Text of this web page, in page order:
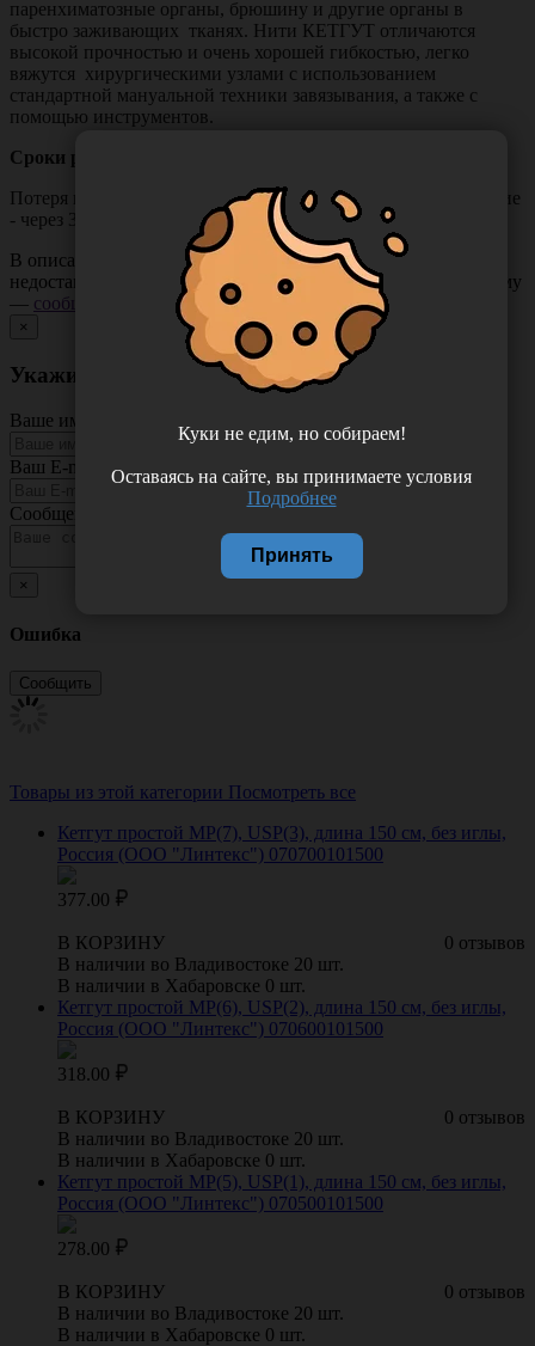
паренхиматозные органы, брюшину и другие органы в
быстро заживающих тканях. Нити КЕТГУТ отличаются
высокой прочностью и очень хорошей гибкостью, легко
вяжутся хирургическими узлами с использованием
стандартной мануальной техники завязывания, а также с
помощью инструментов.
Сроки рассасывания:
Потеря прочности 50% – через 14 суток; полное рассасывание
- через 30-90 суток.
В описании товара могут иметь место неточности или
недостающая информация. Если вы заметили такую проблему
— сообщите нам
×
Укажите неточность в описании товара
Ваше имя
Ваш E-mail
Сообщение
×
Ошибка
Товары из этой категории Посмотреть все
Кетгут простой МР(7), USP(3), длина 150 см, без иглы,
Россия (ООО "Линтекс") 070700101500
377.00
0 отзывов
В КОРЗИНУ
В наличии во Владивостоке 20 шт.
В наличии в Хабаровске 0 шт.
Кетгут простой МР(6), USP(2), длина 150 см, без иглы,
Россия (ООО "Линтекс") 070600101500
318.00
0 отзывов
В КОРЗИНУ
В наличии во Владивостоке 20 шт.
В наличии в Хабаровске 0 шт.
Кетгут простой МР(5), USP(1), длина 150 см, без иглы,
Россия (ООО "Линтекс") 070500101500
278.00
0 отзывов
В КОРЗИНУ
В наличии во Владивостоке 20 шт.
В наличии в Хабаровске 0 шт.
Куки не едим, но собираем!
Оставаясь на сайте, вы принимаете условия
Подробнее
Принять